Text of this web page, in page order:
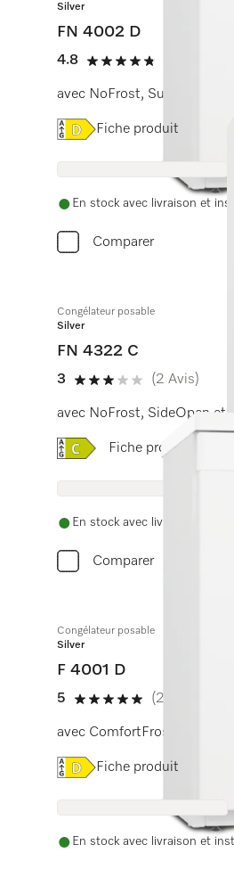
Silver
FN 4002 D
4.8
4.8 étoiles sur 5
avec NoFrost, SuperFrost
Online Label Flag,
Fiche produit
En stock avec livraison et
Comparer
Congélateur posable
Silver
FN 4322 C
3
3 étoiles sur 5
(2 Avis)
avec NoFrost, SideOpen et
Online Label Flag,
Fiche produit
En stock avec livraison et
Comparer
Congélateur posable
Silver
F 4001 D
5
5 étoiles sur 5
(2 Avis)
avec ComfortFrost,
Online Label Flag,
Fiche produit
En stock avec livraison et